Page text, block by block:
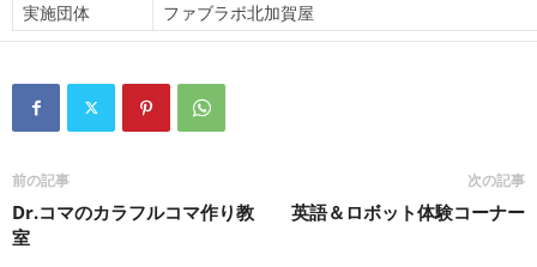
実施団体
ファブラボ北加賀屋
前の記事
Dr.コマのカラフルコマ作り教
室
次の記事
英語＆ロボット体験コーナー